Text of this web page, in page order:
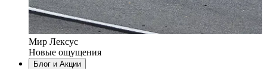
Мир Лексус
Новые ощущения
Блог и Акции